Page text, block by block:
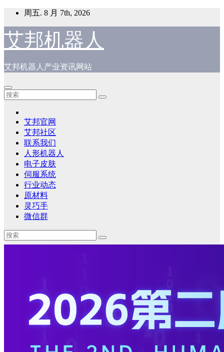
内
容
周五. 8 月 7th, 2026
艾邦机器人
艾邦机器人产业资讯网站
艾邦官网
艾邦社区
联系我们
人形机器人
电子皮肤
伺服系统
行业动态
原材料
灵巧手
微信群